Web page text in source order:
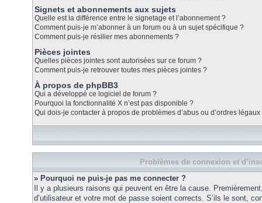
Signets et abonnements aux sujets
Quelle est la différence entre le signetage et l’abonnement ?
Comment puis-je m’abonner à un forum ou à un sujet spécifique ?
Comment puis-je résilier mes abonnements ?
Pièces jointes
Quelles pièces jointes sont autorisées sur ce forum ?
Comment puis-je retrouver toutes mes pièces jointes ?
À propos de phpBB3
Qui a développé ce logiciel de forum ?
Pourquoi la fonctionnalité X n’est pas disponible ?
Qui dois-je contacter à propos de problèmes d’abus ou d’ordres
Problèmes de connexion et
» Pourquoi ne puis-je pas me connecter ?
Il y a plusieurs raisons qui peuvent en être la cause.
d’utilisateur et votre mot de passe soient corrects. S’ils le sont,